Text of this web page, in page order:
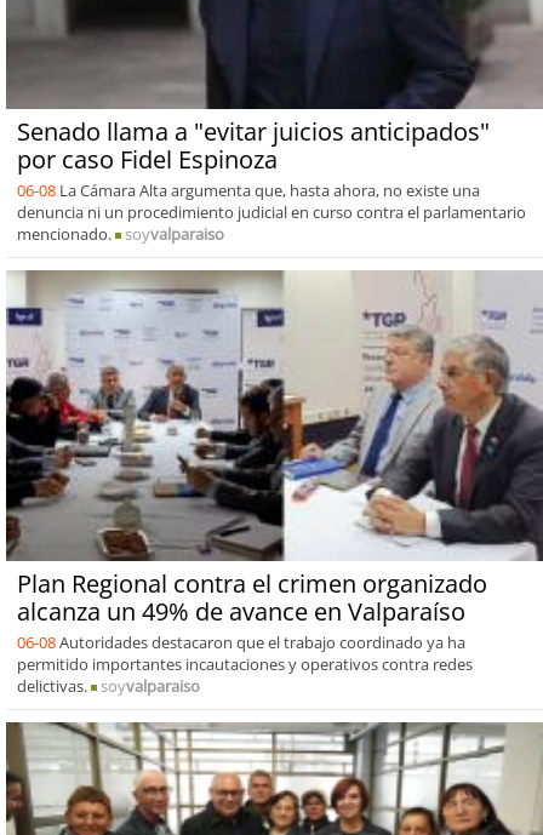
Senado llama a "evitar juicios anticipados"
por caso Fidel Espinoza
06-08 La Cámara Alta argumenta que, hasta ahora, no existe una
denuncia ni un procedimiento judicial en curso contra el parlamentario
mencionado.
soyvalparaiso
Plan Regional contra el crimen organizado
alcanza un 49% de avance en Valparaíso
06-08Autoridades destacaron que el trabajo coordinado ya ha
permitido importantes incautaciones y operativos contra redes
delictivas.
soyvalparaiso